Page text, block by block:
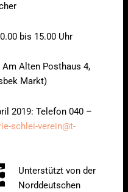
bis 15.00 Uhr
Am Alten Posthaus 4,
Markt)
2019: Telefon 040 –
schlei-verein@t-
Unterstützt von der
Norddeutschen